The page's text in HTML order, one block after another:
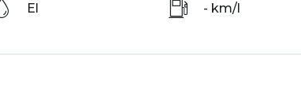
El - km/l